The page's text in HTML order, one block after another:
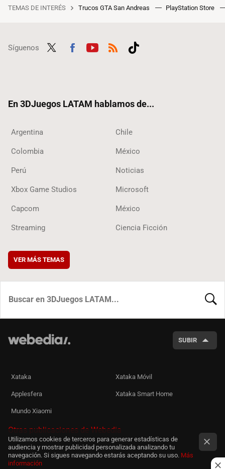
TEMAS DE INTERÉS Trucos GTA San Andreas PlayStation Store
Síguenos
En 3DJuegos LATAM hablamos de...
Argentina Chile
Colombia México
Perú Noticias
Xbox Game Studios Microsoft
Capcom México
Streaming Ciencia Ficción
VER MÁS TEMAS
SUBIR
Xataka Xataka Móvil
Applesfera Xataka Smart Home
Mundo Xiaomi
Otras publicaciones de Webedia
Utilizamos cookies de terceros para generar estadísticas de
audiencia y mostrar publicidad personalizada analizando tu
navegación. Si sigues navegando estarás aceptando su uso. Más
información